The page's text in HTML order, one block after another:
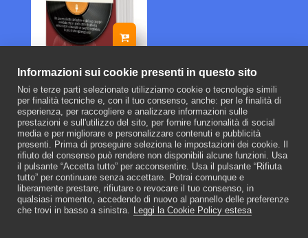
I CAVALIERI DEL RE - LA
VERA STORIA (pagg.650)
29.90€
Nippon Shock
Copyright © 2026 Tutti i diritti riservati
Informazioni sui cookie presenti in questo sito
Noi e terze parti selezionate utilizziamo cookie o tecnologie simili
per finalità tecniche e, con il tuo consenso, anche: per le finalità di
esperienza, per raccogliere e analizzare informazioni sulle
prestazioni e sull'utilizzo del sito, per fornire funzionalità di social
media e per migliorare e personalizzare contenuti e pubblicità
presenti. Prima di proseguire seleziona le impostazioni dei cookie. Il
rifiuto del consenso può rendere non disponibili alcune funzioni. Usa
il pulsante “Accetta tutto” per acconsentire. Usa il pulsante “Rifiuta
tutto” per continuare senza accettare. Potrai comunque e
liberamente prestare, rifiutare o revocare il tuo consenso, in
qualsiasi momento, accedendo di nuovo al pannello delle preferenze
che trovi in basso a sinistra. Leggi la Cookie Policy estesa